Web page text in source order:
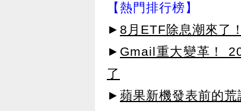
【熱門排行榜】
► 8月ETF除息潮來了
► Gmail重大變革！
了
► 蘋果新機發表前的